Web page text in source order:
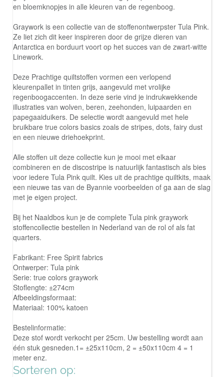
en bloemknopjes in alle kleuren van de regenboog.
Graywork is een collectie van de stoffenontwerpster Tula Pink.
Ze liet zich dit keer inspireren door de grijze dieren van
Antarctica en borduurt voort op het succes van de zwart-witte
Linework.
Deze Prachtige quiltstoffen vormen een verlopend
kleurenpallet in tinten grijs, aangevuld met vrolijke
regenboogaccenten. In deze serie vind je indrukwekkende
illustraties van wolven, beren, zeehonden, luipaarden en
papegaaiduikers. De selectie wordt aangevuld met hele
bruikbare true colors basics zoals de stripes, dots, fairy dust
en een nieuwe driehoekprint.
Alle stoffen uit deze collectie kun je mooi met elkaar
combineren en de discostripe is natuurlijk fantastisch als bies
voor iedere Tula Pink quilt. Kies uit de prachtige quiltkits, maak
een nieuwe tas van de Byannie voorbeelden of ga aan de slag
met je eigen project.
Bij het Naaldbos kun je de complete Tula pink graywork
stoffencollectie bestellen in Nederland van de rol of als fat
quarters.
Fabrikant: Free Spirit fabrics
Ontwerper: Tula pink
Serie: true colors graywork
Stoflengte: ±274cm
Afbeeldingsformaat:
Materiaal: 100% katoen
Bestelinformatie:
Deze stof wordt verkocht per 25cm. Uw bestelling wordt aan
één stuk gesneden.1= ±25x110cm, 2 = ±50x110cm 4 = 1
meter enz.
Sorteren op: